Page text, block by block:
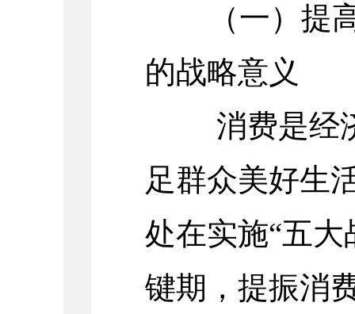
（一）提高
的战略意义
消费是经济
足群众美好生
处在实施“五大
键期，提振消